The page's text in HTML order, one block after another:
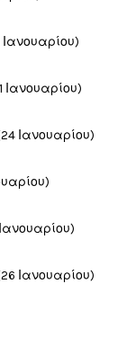
Ιανουαρίου)
Ιανουαρίου)
Ιανουαρίου)
Ιανουαρίου)